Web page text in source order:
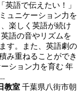
「英語で伝えたい！」
ュニケーション力を
楽しく英語が続け
語の音やリズムを
す。また、英語劇の
み重ねることができ
ション力を育む 年
教室 千葉県八街市朝